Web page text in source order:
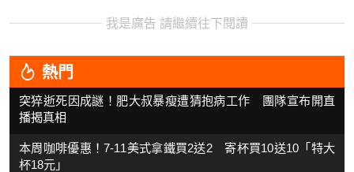
我是廣告 請繼續往下閱讀
熱門
突猝逝死因成謎！肥大叔暴瘦遭猜抱病工作 團隊宣布開直
播揭真相
本周咖啡優惠！7-11美式拿鐵買2送2 寄杯買10送10「特大
杯18元」